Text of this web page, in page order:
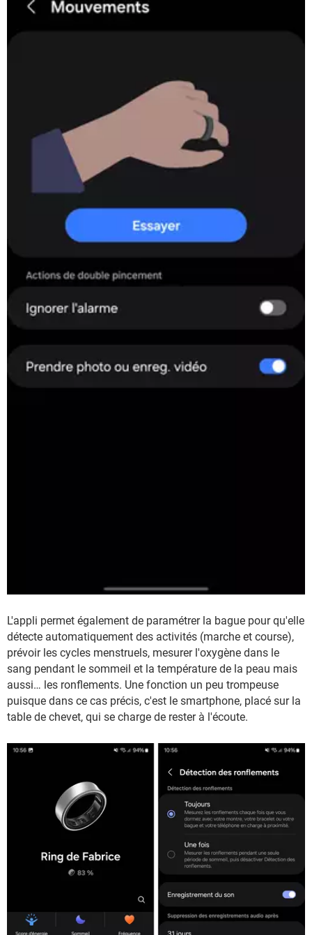
L'appli permet également de paramétrer la bague pour qu'elle
détecte automatiquement des activités (marche et course),
prévoir les cycles menstruels, mesurer l'oxygène dans le
sang pendant le sommeil et la température de la peau mais
aussi… les ronflements. Une fonction un peu trompeuse
puisque dans ce cas précis, c'est le smartphone, placé sur la
table de chevet, qui se charge de rester à l'écoute.